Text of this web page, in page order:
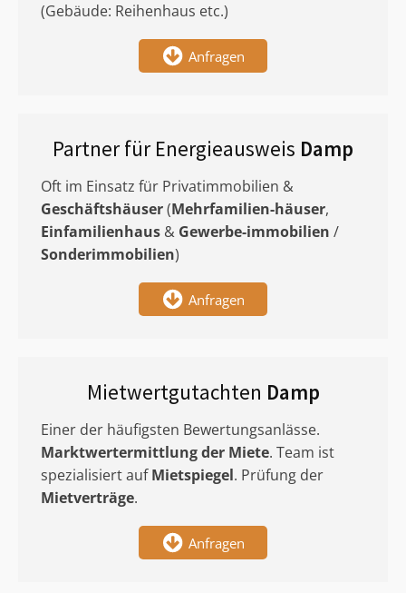
(Gebäude: Reihenhaus etc.)
Anfragen
Partner für Energieausweis Damp
Oft im Einsatz für Privatimmobilien &
Geschäftshäuser(Mehrfamilien-häuser,
Einfamilienhaus & Gewerbe-immobilien /
Sonderimmobilien)
Anfragen
Mietwertgutachten Damp
Einer der häufigsten Bewertungsanlässe.
Marktwertermittlungder Miete. Team ist
spezialisiert aufMietspiegel. Prüfung der
Mietverträge.
Anfragen